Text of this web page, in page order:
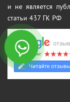
и не является
статьи 437 ГК РФ